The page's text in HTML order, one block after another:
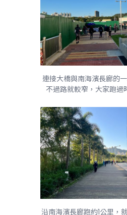
連接大橋與南海濱長廊的
不過路就較窄，大家跑過
沿南海濱長廊跑約1公里，